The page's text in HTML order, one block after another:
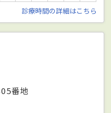
診療時間の詳細はこちら
番地